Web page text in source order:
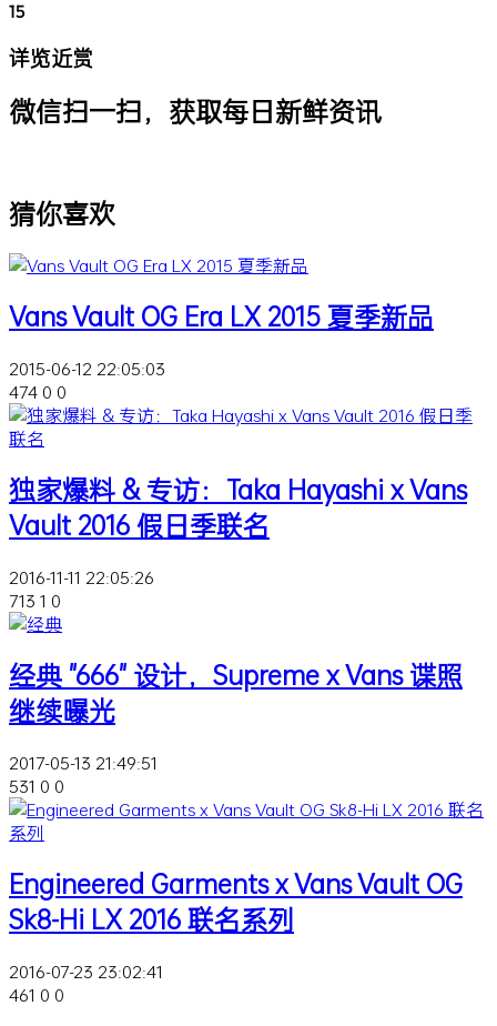
15
详览近赏
微信扫一扫，获取每日新鲜资讯
猜你喜欢
Vans Vault OG Era LX 2015 夏季新品
2015-06-12 22:05:03
474 0 0
独家爆料 & 专访：Taka Hayashi x Vans
Vault 2016 假日季联名
2016-11-11 22:05:26
713 1 0
经典 "666" 设计，Supreme x Vans 谍照
继续曝光
2017-05-13 21:49:51
531 0 0
Engineered Garments x Vans Vault OG
Sk8-Hi LX 2016 联名系列
2016-07-23 23:02:41
461 0 0